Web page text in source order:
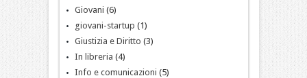
Giovani (6)
giovani-startup (1)
Giustizia e Diritto (3)
In libreria (4)
Info e comunicazioni (5)